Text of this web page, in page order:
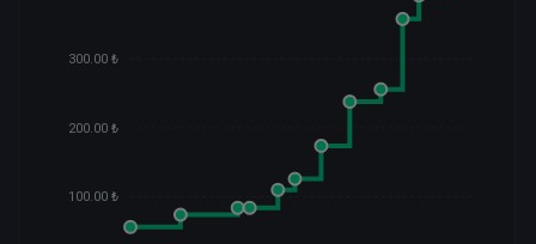
300.00 ₺
200.00 ₺
100.00 ₺